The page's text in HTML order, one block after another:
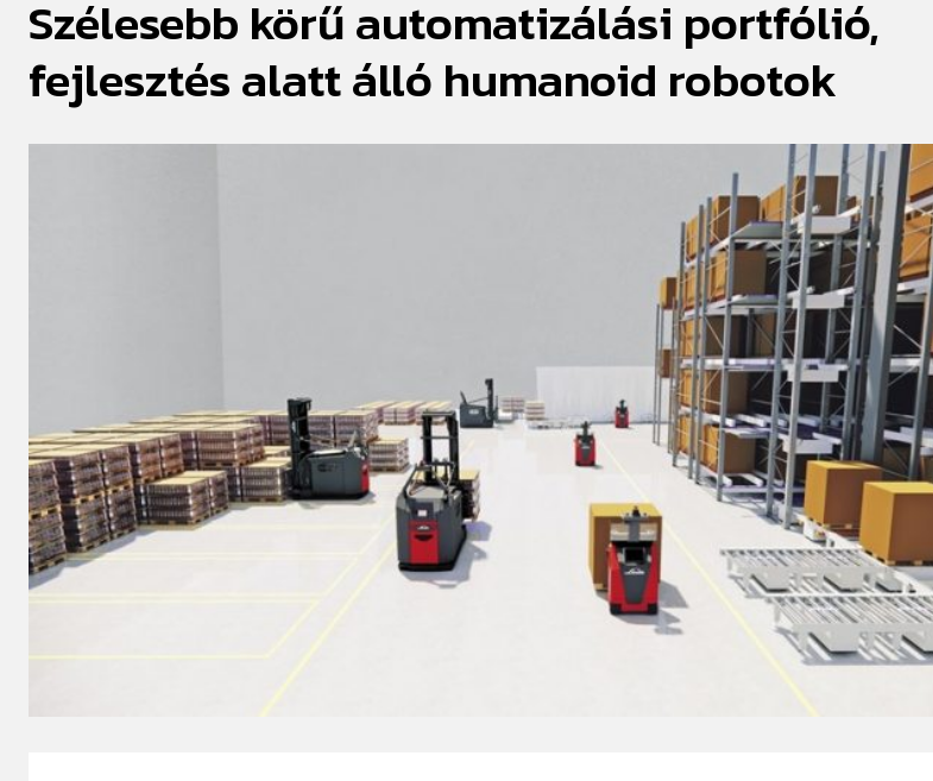
adott otthont a World Robot
Olympiad magyarországi
modern logisztika igényeire
szabva
látni, nem csak nézni.” –
Elképesztő jövőképpel indult
Szélesebb körű automatizálási portfólió,
fejlesztés alatt álló humanoid robotok